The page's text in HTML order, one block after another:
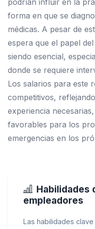
podrían influir en la
forma en que se
médicas. A pesar de
espera que el papel
siendo esencial,
donde se requiere
Los salarios para este
competitivos,
experiencia
favorables para los
emergencias en los
Habilidades
empleadores
Las habilidades